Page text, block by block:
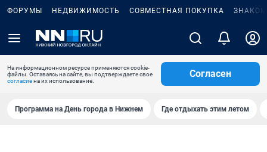
ФОРУМЫ НЕДВИЖИМОСТЬ СОВМЕСТНАЯ ПОКУПКА
На информационном ресурсе применяются cookie-
файлы. Оставаясь на сайте, вы подтверждаете свое
согласиена их использование.
Согласен
Программа на День города в Нижнем Где отдыхать этим летом